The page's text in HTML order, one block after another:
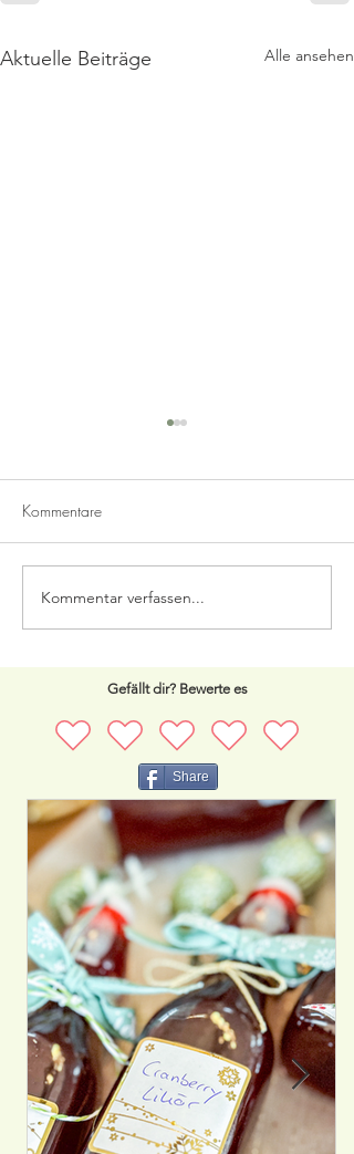
Aktuelle Beiträge Alle ansehen
Erbsen-Basilikum Pesto
Kommentare
Kommentar verfassen...
Gefällt dir? Bewerte es
Share